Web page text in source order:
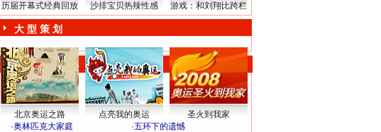
历届开幕式经典回放 沙排宝贝热辣性感 游戏：和刘翔比跨栏
大 型 策 划
北京奥运之路 点亮我的奥运
圣火到我家
·奥林匹克大家庭 ·五环下的遗憾